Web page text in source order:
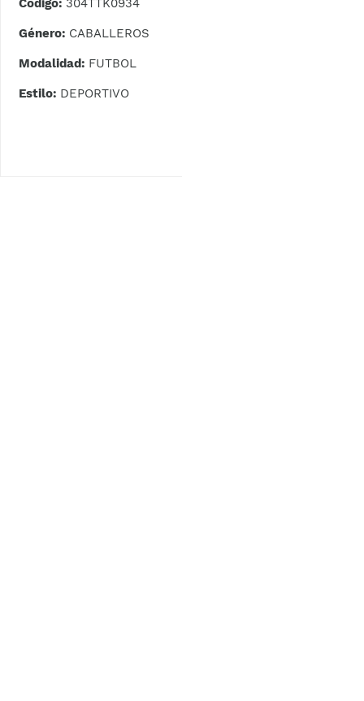
Código: 304TTK0934
Género: CABALLEROS
Modalidad: FUTBOL
Estilo: DEPORTIVO